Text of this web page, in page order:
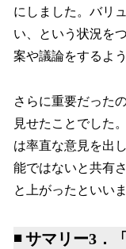
にしました。バリ
い、という状況を
案や議論をするよ
さらに重要だった
見せたことでした
は率直な意見を出
能ではないと共有
と上がったといいま
◾️ サマリー3．